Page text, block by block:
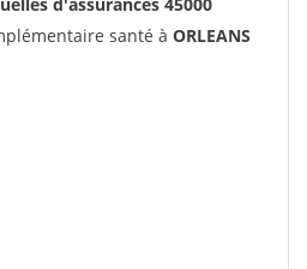
santé à ORLEANS